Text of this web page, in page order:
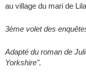
au village du mari de
3ème volet des
Adapté du roman de
Yorkshire".